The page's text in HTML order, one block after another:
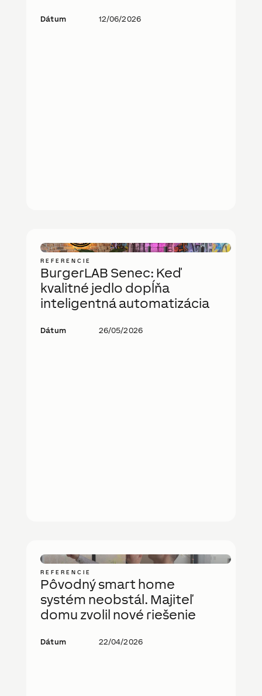
Dátum 12/06/2026
REFERENCIE
BurgerLAB Senec: Keď
kvalitné jedlo dopĺňa
inteligentná automatizácia
Dátum 26/05/2026
REFERENCIE
Pôvodný smart home
systém neobstál. Majiteľ
domu zvolil nové riešenie
Dátum 22/04/2026